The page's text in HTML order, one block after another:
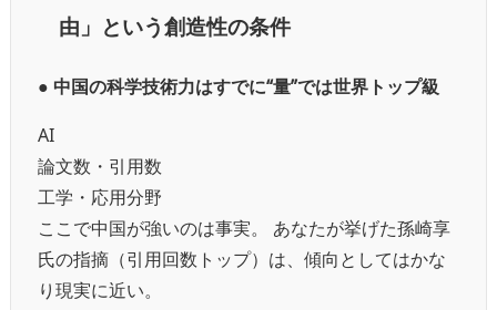
由」という創造性の条件
● 中国の科学技術力はすでに“量”では世界トップ級
AI
論文数・引用数
工学・応用分野
ここで中国が強いのは事実。 あなたが挙げた孫崎享
氏の指摘（引用回数トップ）は、傾向としてはかな
り現実に近い。